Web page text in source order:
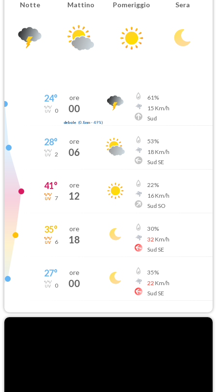
Notte Mattino Pomeriggio Sera
24°
0
ore
00
debole (0.8mm- 49%)
61%
15 Km/h
Sud
28°
2
ore
06
53%
18Km/h
Sud SE
41°
7
ore
12
22%
16Km/h
Sud SO
35°
6
ore
18
30%
32 Km/h
Sud SE
27°
0
ore
00
35%
22 Km/h
Sud SE